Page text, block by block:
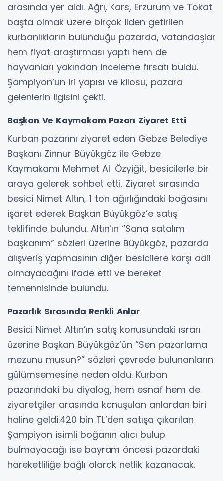
arasında yer aldı. Ağrı, Kars, Erzurum ve Tokat
başta olmak üzere birçok ilden getirilen
kurbanlıkların bulunduğu pazarda, vatandaşlar
hem fiyat araştırması yaptı hem de
hayvanları yakından inceleme fırsatı buldu.
Şampiyon’un iri yapısı ve kilosu, pazara
gelenlerin ilgisini çekti.
Başkan Ve Kaymakam Pazarı Ziyaret Etti
Kurban pazarını ziyaret eden Gebze Belediye
Başkanı Zinnur Büyükgöz ile Gebze
Kaymakamı Mehmet Ali Özyiğit, besicilerle bir
araya gelerek sohbet etti. Ziyaret sırasında
besici Nimet Altın, 1 ton ağırlığındaki boğasını
işaret ederek Başkan Büyükgöz’e satış
teklifinde bulundu. Altın’ın “Sana satalım
başkanım” sözleri üzerine Büyükgöz, pazarda
alışveriş yapmasının diğer besicilere karşı adil
olmayacağını ifade etti ve bereket
temennisinde bulundu.
Pazarlık Sırasında Renkli Anlar
Besici Nimet Altın’ın satış konusundaki ısrarı
üzerine Başkan Büyükgöz’ün “Sen pazarlama
mezunu musun?” sözleri çevrede bulunanların
gülümsemesine neden oldu. Kurban
pazarındaki bu diyalog, hem esnaf hem de
ziyaretçiler arasında konuşulan anlardan biri
haline geldi.420 bin TL’den satışa çıkarılan
Şampiyon isimli boğanın alıcı bulup
bulmayacağı ise bayram öncesi pazardaki
hareketliliğe bağlı olarak netlik kazanacak.